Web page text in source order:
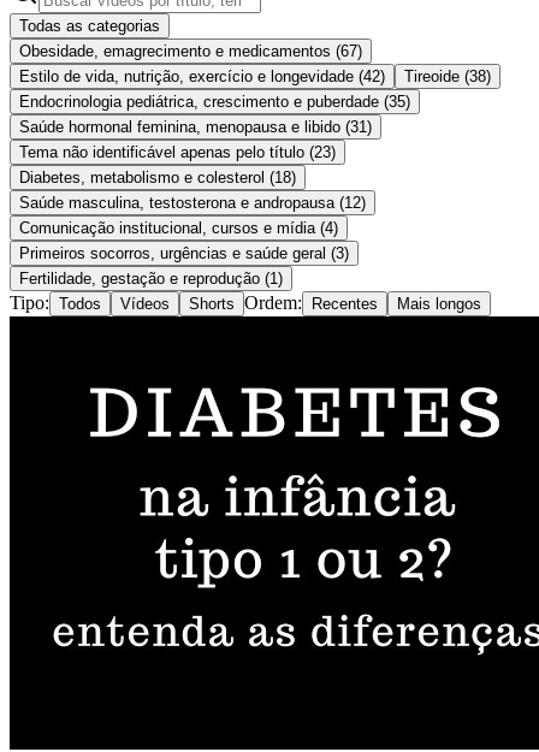
Todas as categorias
Obesidade, emagrecimento e medicamentos (67)
Estilo de vida, nutrição, exercício e longevidade (42) Tireoide (38)
Endocrinologia pediátrica, crescimento e puberdade (35)
Saúde hormonal feminina, menopausa e libido (31 )
Tema não identificável apenas pelo título (23)
Diabetes, metabolismo e colesterol (18)
Saúde masculina, testosterona e andropausa (12)
Comunicação institucional, cursos e mídia (4)
Primeiros socorros, urgências e saúde geral (3)
Fertilidade, gestação e reprodução (1 )
Tipo: Todos Vídeos Shorts Ordem: Recentes Mais longos